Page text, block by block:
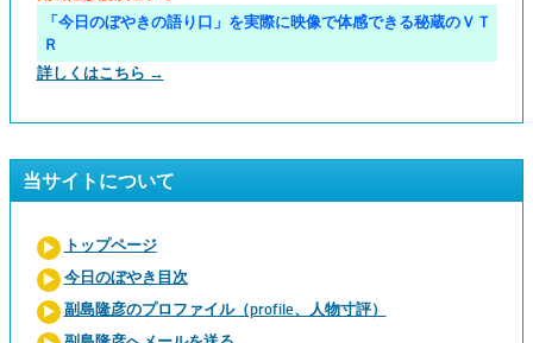
「今日のぼやきの語り口」を実際に映像で体感できる秘蔵のＶＴ
Ｒ
詳しくはこちら →
当サイトについて
トップページ
今日のぼやき目次
副島隆彦のプロファイル（profile、人物寸評）